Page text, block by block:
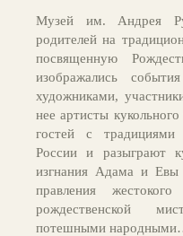
Музей им. Андрея
родителей на
посвященную
изображались
художниками,
нее артисты
гостей с традициями
России и разыграют
изгнания Адама и Евы
правления
рождественской
потешными